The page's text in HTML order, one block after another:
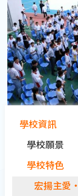
2023-10-31
Main
navigation
學校資訊
學校願景
學校特色
宏揚主愛